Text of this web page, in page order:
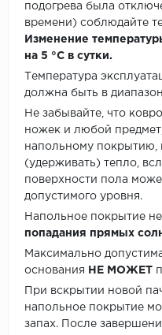
подогрева была
времени) соблюдайте
Изменение
на 5 °C в сутки.
Температура
должна быть в
Не забывайте, что
ножек и любой
напольному покрытию,
(удерживать) тепло,
поверхности пола
допустимого уровня.
Напольное покрытие
попадания прямых
Максимально
основания
НЕ МОЖЕТ
При вскрытии новой
напольное покрытие
запах. После